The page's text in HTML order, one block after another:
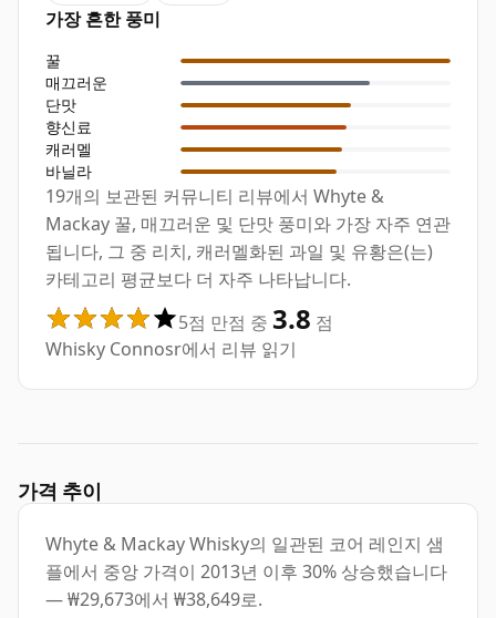
가장 흔한 풍미
꿀
매끄러운
단맛
향신료
캐러멜
바닐라
19개의 보관된 커뮤니티 리뷰에서 Whyte &
Mackay 꿀, 매끄러운 및 단맛 풍미와 가장 자주 연관
됩니다, 그 중 리치, 캐러멜화된 과일 및 유황은(는)
카테고리 평균보다 더 자주 나타납니다.
5점 만점 중 3.8 점
Whisky Connosr에서 리뷰 읽기
가격 추이
Whyte & Mackay Whisky의 일관된 코어 레인지 샘
플에서 중앙 가격이 2013년 이후 30% 상승했습니다
— ₩29,673에서 ₩38,649로.